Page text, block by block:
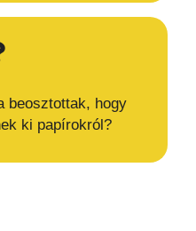
beosztottak, hogy
ki papírokról?